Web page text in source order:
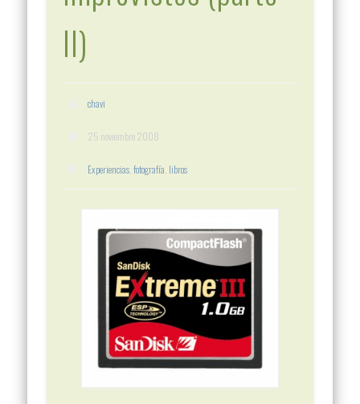
II)
chavi
25 noviembre 2008
Experiencias ,fotografía libros